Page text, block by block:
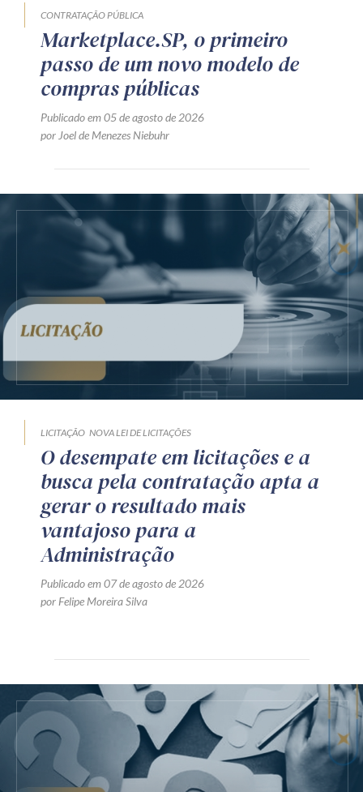
CONTRATAÇÃO PÚBLICA
Marketplace.SP, o primeiro
passo de um novo modelo de
compras públicas
Publicado em 05 de agosto de 2026
por Joel de Menezes Niebuhr
LICITAÇÃO NOVA LEI DE LICITAÇÕES
O desempate em licitações e a
busca pela contratação apta a
gerar o resultado mais
vantajoso para a
Administração
Publicado em 07 de agosto de 2026
por Felipe Moreira Silva